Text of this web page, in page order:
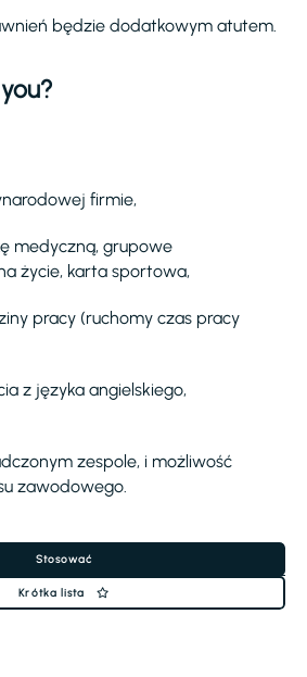
będzie dodatkowym atutem.
firmie,
medyczną, grupowe
życie, karta sportowa,
pracy (ruchomy czas pracy
z języka angielskiego,
zespole, i możliwość
zawodowego.
Stosować
Krótka lista